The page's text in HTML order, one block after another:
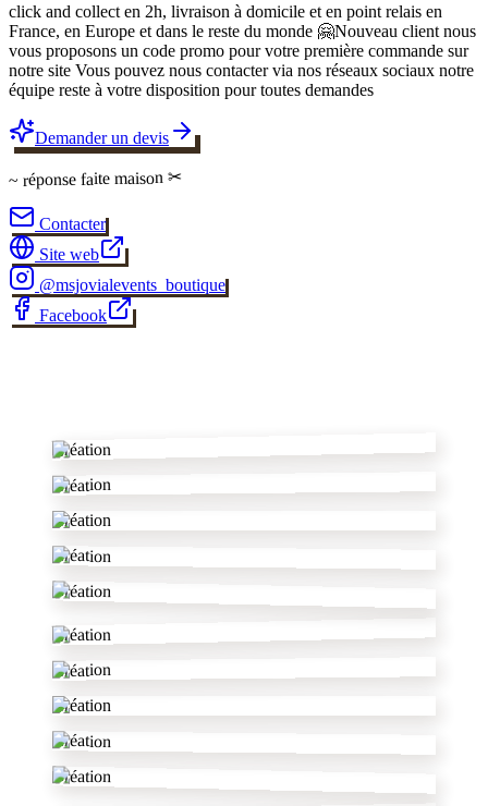
click and collect en 2h, livraison à domicile et en point relais en
France, en Europe et dans le reste du monde 🤗Nouveau client nous
vous proposons un code promo pour votre première commande sur
notre site Vous pouvez nous contacter via nos réseaux sociaux notre
équipe reste à votre disposition pour toutes demandes
Demander un devis
~ réponsefaite maison ✂
Contacter
Site web
@msjovialevents_boutique
Facebook
Création
Création
Création
Création
Création
Création
Création
Création
Création
Création